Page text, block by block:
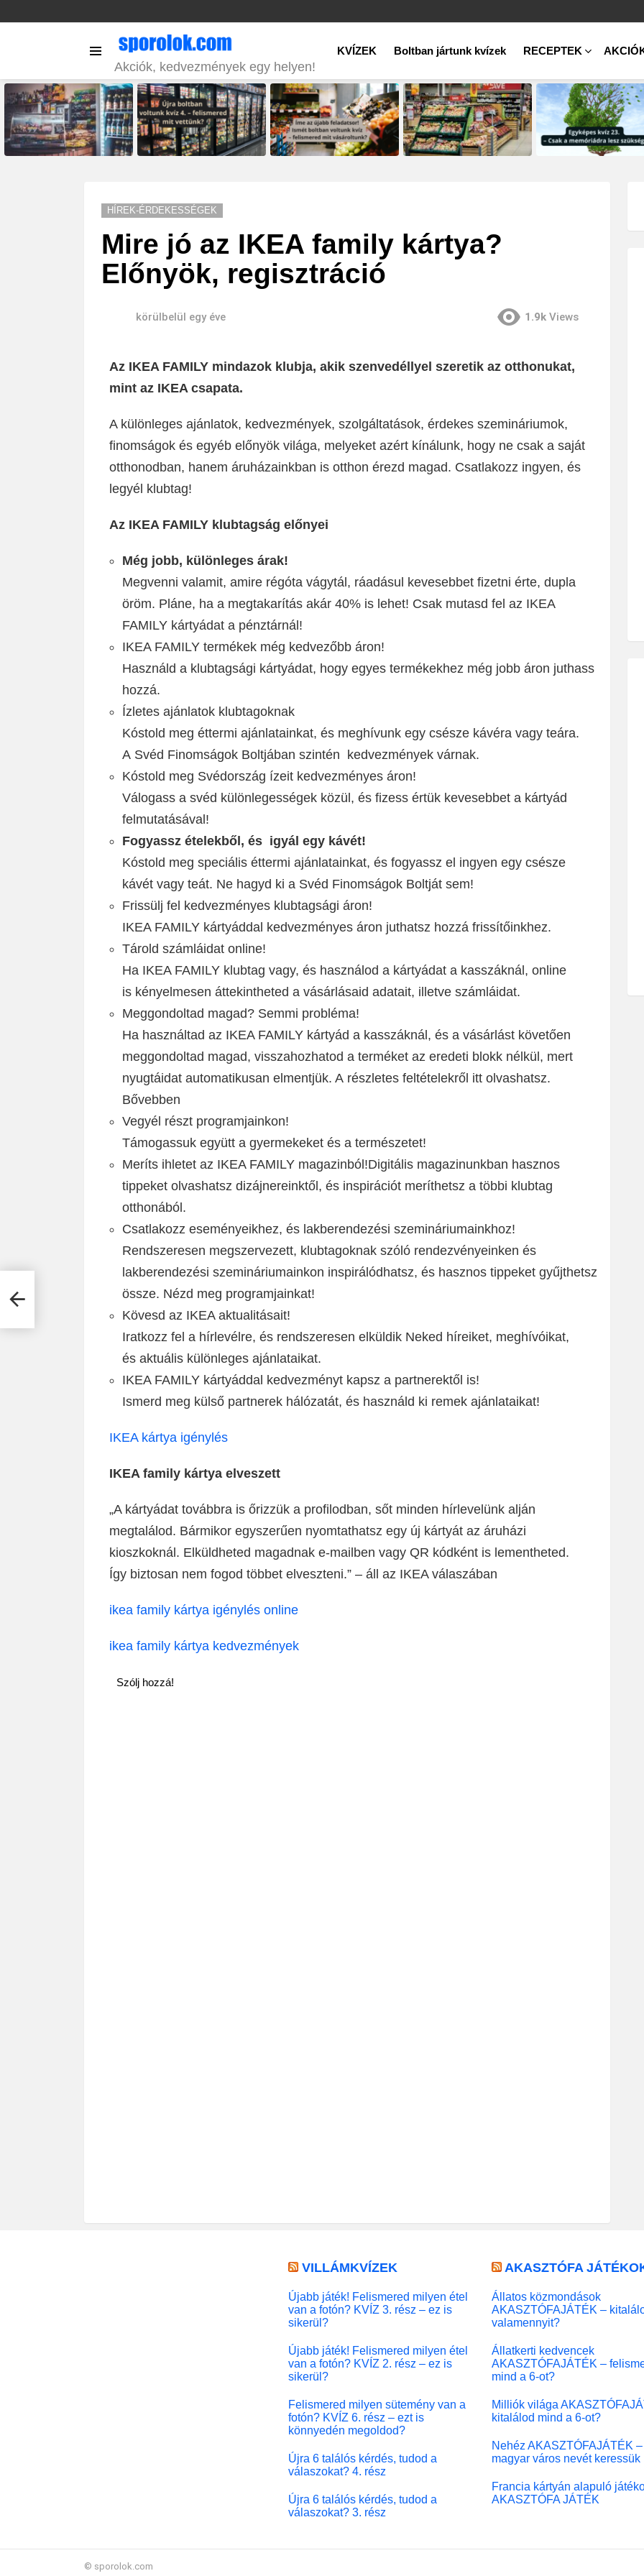
Akciók, kedvezmények egy helyen!
KVÍZEK Boltban jártunk kvízek RECEPTEK
STORIES
HÍREK-ÉRDEKESSÉGEK
Mire jó az IKEA family kártya?
Előnyök, regisztráció
körülbelül egy éve 1.9k Views
Az IKEA FAMILY mindazok klubja, akik szenvedéllyel szeretik az otthonukat,
mint az IKEA csapata.
A különleges ajánlatok, kedvezmények, szolgáltatások, érdekes szemináriumok,
finomságok és egyéb előnyök világa, melyeket azért kínálunk, hogy ne csak a saját
otthonodban, hanem áruházainkban is otthon érezd magad. Csatlakozz ingyen, és
legyél klubtag!
Az IKEA FAMILY klubtagság előnyei
Még jobb, különleges árak!
Megvenni valamit, amire régóta vágytál, ráadásul kevesebbet fizetni érte, dupla
öröm. Pláne, ha a megtakarítás akár 40% is lehet! Csak mutasd fel az IKEA
FAMILY kártyádat a pénztárnál!
IKEA FAMILY termékek még kedvezőbb áron!
Használd a klubtagsági kártyádat, hogy egyes termékekhez még jobb áron juthass
hozzá.
Ízletes ajánlatok klubtagoknak
Kóstold meg éttermi ajánlatainkat, és meghívunk egy csésze kávéra vagy teára.
A Svéd Finomságok Boltjában szintén kedvezmények várnak.
Kóstold meg Svédország ízeit kedvezményes áron!
Válogass a svéd különlegességek közül, és fizess értük kevesebbet a kártyád
felmutatásával!
Fogyassz ételekből, és igyál egy kávét!
Kóstold meg speciális éttermi ajánlatainkat, és fogyassz el ingyen egy csésze
kávét vagy teát. Ne hagyd ki a Svéd Finomságok Boltját sem!
Frissülj fel kedvezményes klubtagsági áron!
IKEA FAMILY kártyáddal kedvezményes áron juthatsz hozzá frissítőinkhez.
Tárold számláidat online!
Ha IKEA FAMILY klubtag vagy, és használod a kártyádat a kasszáknál, online
is kényelmesen áttekintheted a vásárlásaid adatait, illetve számláidat.
Meggondoltad magad? Semmi probléma!
Ha használtad az IKEA FAMILY kártyád a kasszáknál, és a vásárlást követően
meggondoltad magad, visszahozhatod a terméket az eredeti blokk nélkül, mert
nyugtáidat automatikusan elmentjük. A részletes feltételekről itt olvashatsz.
Bővebben
Vegyél részt programjainkon!
Támogassuk együtt a gyermekeket és a természetet!
Meríts ihletet az IKEA FAMILY magazinból!Digitális magazinunkban hasznos
tippeket olvashatsz dizájnereinktől, és inspirációt meríthetsz a többi klubtag
otthonából.
Csatlakozz eseményeikhez, és lakberendezési szemináriumainkhoz!
Rendszeresen megszervezett, klubtagoknak szóló rendezvényeinken és
lakberendezési szemináriumainkon inspirálódhatsz, és hasznos tippeket gyűjthetsz
össze. Nézd meg programjainkat!
Kövesd az IKEA aktualitásait!
Iratkozz fel a hírlevélre, és rendszeresen elküldik Neked híreiket, meghívóikat,
és aktuális különleges ajánlataikat.
IKEA FAMILY kártyáddal kedvezményt kapsz a partnerektől is!
Ismerd meg külső partnerek hálózatát, és használd ki remek ajánlataikat!
IKEA kártya igénylés
IKEA family kártya elveszett
„A kártyádat továbbra is őrizzük a profilodban, sőt minden hírlevelünk alján
megtalálod. Bármikor egyszerűen nyomtathatsz egy új kártyát az áruházi
kioszkoknál. Elküldheted magadnak e-mailben vagy QR kódként is lementheted.
Így biztosan nem fogod többet elveszteni.” – áll az IKEA válaszában
ikea family kártya igénylés online
ikea family kártya kedvezmények
Szólj hozzá!
VILLÁMKVÍZEK
Újabb játék! Felismered milyen étel
van a fotón? KVÍZ 3. rész – ez is
sikerül?
Újabb játék! Felismered milyen étel
van a fotón? KVÍZ 2. rész – ez is
sikerül?
Felismered milyen sütemény van a
fotón? KVÍZ 6. rész – ezt is
könnyedén megoldod?
Újra 6 találós kérdés, tudod a
válaszokat? 4. rész
Újra 6 találós kérdés, tudod a
válaszokat? 3. rész
AKASZTÓFA
Állatos közmondások
AKASZTÓFAJÁTÉK –
valamennyit?
Állatkerti kedvencek
AKASZTÓFAJÁTÉK –
mind a 6-ot?
Milliók világa
kitalálod mind a 6-ot?
Nehéz AKASZTÓFAJÁTÉK
magyar város nevét keressük
Francia kártyán alapuló
AKASZTÓFA JÁTÉK
© sporolok.com